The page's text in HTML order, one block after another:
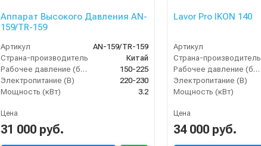
Аппарат Высокого Давления AN-
159/TR-159
Артикул
AN-159/TR-159
Страна-производитель
Китай
Рабочее давление (бар)
150-225
Электропитание (В)
220-230
Мощность (кВт)
3.2
Цена
31 000 руб.
Lavor Pro IKON 140
Артикул
Страна-производитель
Рабочее давление (бар)
Электропитание (В)
Мощность (кВт)
Цена
34 000 руб.